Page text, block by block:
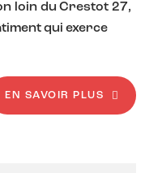
loin du Crestot 27,
qui exerce
EN SAVOIR PLUS